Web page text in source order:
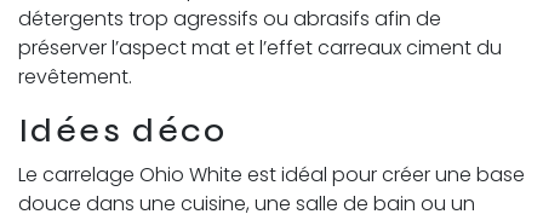
détergents trop agressifs ou abrasifs afin de
préserver l’aspect mat et l’effet carreaux ciment du
revêtement.
Idées déco
Le carrelage Ohio White est idéal pour créer une base
douce dans une cuisine, une salle de bain ou un